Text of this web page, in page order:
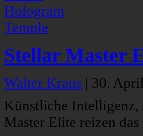
Stellar Master
Walter Kraus | 30.
Künstliche Intelligenz,
Master Elite reizen